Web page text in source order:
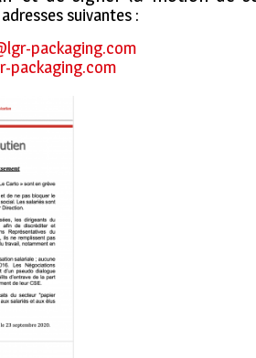
suivantes :
packaging.com
packaging.com